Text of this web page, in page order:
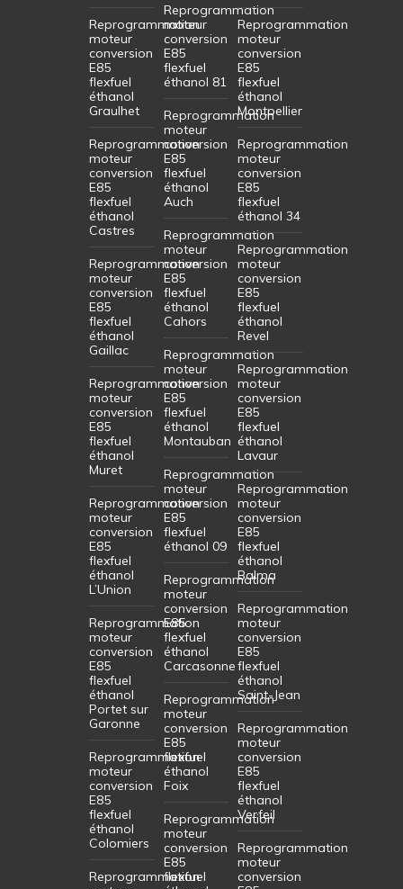
Reprogrammation
moteur
conversion
E85
flexfuel
éthanol
Graulhet
Reprogrammation
moteur
conversion
E85
flexfuel
éthanol
Castres
Reprogrammation
moteur
conversion
E85
flexfuel
éthanol
Gaillac
Reprogrammation
moteur
conversion
E85
flexfuel
éthanol
Muret
Reprogrammation
moteur
conversion
E85
flexfuel
éthanol
L’Union
Reprogrammation
moteur
conversion
E85
flexfuel
éthanol
Portet sur
Garonne
Reprogrammation
moteur
conversion
E85
flexfuel
éthanol
Colomiers
Reprogrammation
Reprogrammation
moteur
conversion
E85
flexfuel
éthanol 81
Reprogrammation
moteur
conversion
E85
flexfuel
éthanol
Auch
Reprogrammation
moteur
conversion
E85
flexfuel
éthanol
Cahors
Reprogrammation
moteur
conversion
E85
flexfuel
éthanol
Montauban
Reprogrammation
moteur
conversion
E85
flexfuel
éthanol 09
Reprogrammation
moteur
conversion
E85
flexfuel
éthanol
Carcasonne
Reprogrammation
moteur
conversion
E85
flexfuel
éthanol
Foix
Reprogrammation
moteur
conversion
E85
flexfuel
Reprogrammation
moteur
conversion
E85
flexfuel
éthanol
Montpellier
Reprogrammation
moteur
conversion
E85
flexfuel
éthanol 34
Reprogrammation
moteur
conversion
E85
flexfuel
éthanol
Revel
Reprogrammation
moteur
conversion
E85
flexfuel
éthanol
Lavaur
Reprogrammation
moteur
conversion
E85
flexfuel
éthanol
Balma
Reprogrammation
moteur
conversion
E85
flexfuel
éthanol
Saint-Jean
Reprogrammation
moteur
conversion
E85
flexfuel
éthanol
Verfeil
Reprogrammation
moteur
conversion